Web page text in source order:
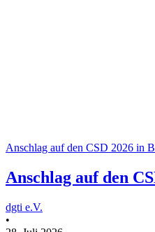
Anschlag auf den CSD 2026 in
Anschlag auf den
dgti e.V.
•